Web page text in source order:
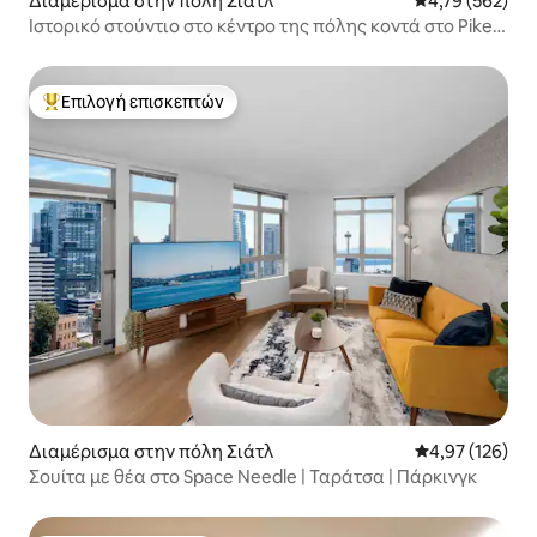
Ιστορικό στούντιο στο κέντρο της πόλης κοντά στο Pike
Κορυφαία επιλογή επισκεπτών
Επιλογή επισκεπτών
Διαμέρισμα στην πόλη Σιάτλ Μέση
4,97 (126)
Σουίτα με θέα στο Space Needle | Ταράτσα | Πάρκινγκ